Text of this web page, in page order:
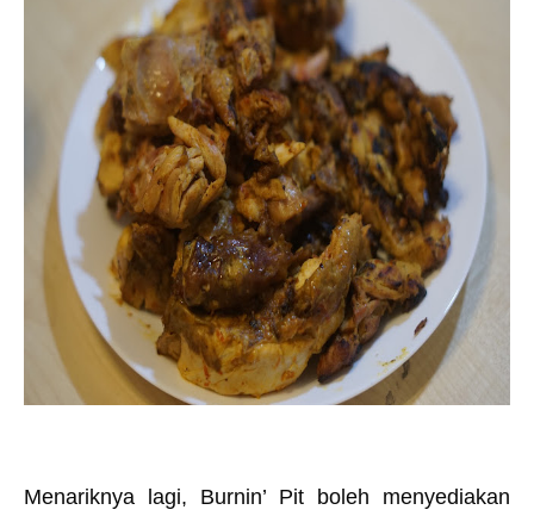
Menariknya lagi, Burnin’ Pit boleh menyediakan